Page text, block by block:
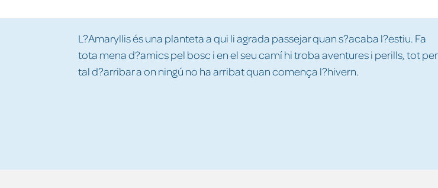
L?Amaryllis és una planteta a qui li agrada passejar quan s?acaba l?estiu. Fa
tota mena d?amics pel bosc i en el seu camí hi troba aventures i perills, tot per
tal d?arribar a on ningú no ha arribat quan comença l?hivern.